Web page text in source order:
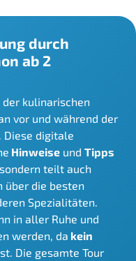
durch
ab 2
kulinarischen
vor und während der
Diese digitale
Hinweise undTipps
teilt auch
die besten
Spezialitäten.
in aller Ruhe und
werden, da kein
Die gesamte Tour